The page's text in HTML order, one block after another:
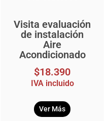
Visita evaluación
de instalación
Aire
Acondicionado
$18.390
IVA incluido
Ver Más